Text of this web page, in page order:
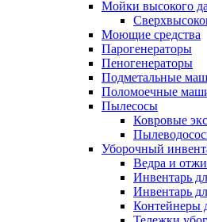
Мойки высокого
Моющие средства
Парогенераторы
Пеногенераторы
Подметальные
Поломоечные
Пылесосы
Ковровые
Уборочный
Ведра и
Инвентарь
Инвентарь
Контейнеры